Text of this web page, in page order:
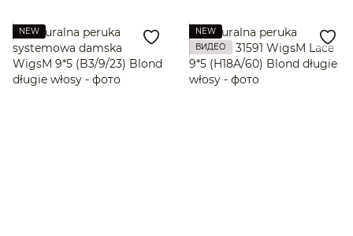
NEW
NEW
ВИДЕО